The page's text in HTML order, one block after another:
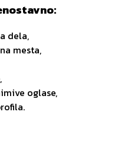
dela,
mesta,
oglase,